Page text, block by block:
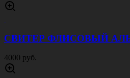
СВИТЕР ФЛИСОВЫЙ
4000 руб.